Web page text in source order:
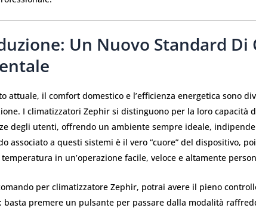
Un Nuovo Standard Di
attuale, il comfort domestico e l’efficienza energetica sono
I climatizzatori Zephir si distinguono per la loro capacità
degli utenti, offrendo un ambiente sempre ideale,
associato a questi sistemi è il vero “cuore” del dispositivo,
in un’operazione facile, veloce e altamente
per climatizzatore Zephir, potrai avere il pieno
basta premere un pulsante per passare dalla modalità